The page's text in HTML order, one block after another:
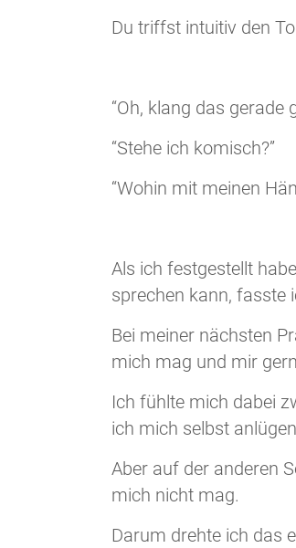
Du triffst intuitiv den
“Oh, klang das gerade
“Stehe ich komisch?”
“Wohin mit meinen
Als ich festgestellt
sprechen kann, fasste
Bei meiner nächsten
mich mag und mir
Ich fühlte mich dabei
ich mich selbst
Aber auf der anderen
mich nicht mag.
Darum drehte ich das